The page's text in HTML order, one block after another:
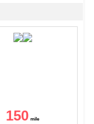
150